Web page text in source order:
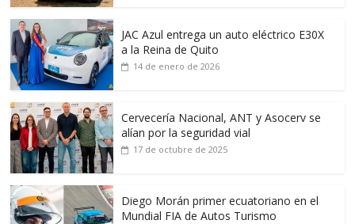
JAC Azul entrega un auto eléctrico E30X
a la Reina de Quito
14 de enero de 2026
Cervecería Nacional, ANT y Asocerv se
alían por la seguridad vial
17 de octubre de 2025
Diego Morán primer ecuatoriano en el
Mundial FIA de Autos Turismo